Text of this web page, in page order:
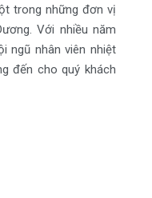
trong những đơn vị
Với nhiều năm
ngũ nhân viên nhiệt
đến cho quý khách